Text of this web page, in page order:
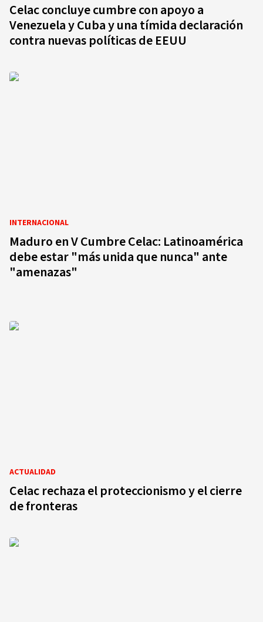
Celac concluye cumbre con apoyo a
Venezuela y Cuba y una tímida declaración
contra nuevas políticas de EEUU
INTERNACIONAL
Maduro en V Cumbre Celac: Latinoamérica
debe estar "más unida que nunca" ante
"amenazas"
ACTUALIDAD
Celac rechaza el proteccionismo y el cierre
de fronteras